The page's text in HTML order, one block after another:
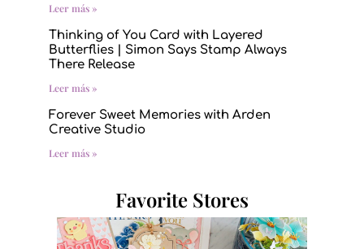
Leer más »
Thinking of You Card with Layered
Butterflies | Simon Says Stamp Always
There Release
Leer más »
Forever Sweet Memories with Arden
Creative Studio
Leer más »
Favorite Stores